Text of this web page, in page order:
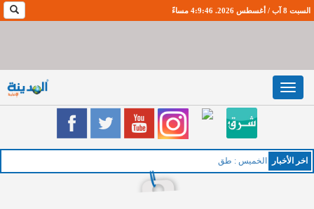
السبت 8 آب / أغسطس 2026. 4:9:46 مساءً
Toggle
navigation
اخر اﻷخبار الخميس : طقس صيفي